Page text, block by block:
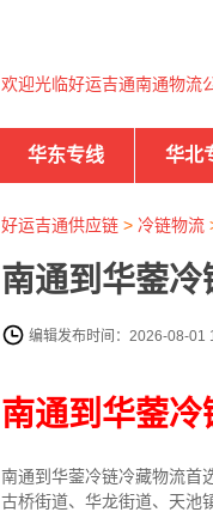
欢迎光临好运吉通南通物流
华东专线 华北
好运吉通供应链> 冷链物流
南通到华蓥冷
编辑发布时间：2026-08-01
南通到华蓥冷
南通到华蓥冷链冷藏物流首
古桥街道、华龙街道、天池